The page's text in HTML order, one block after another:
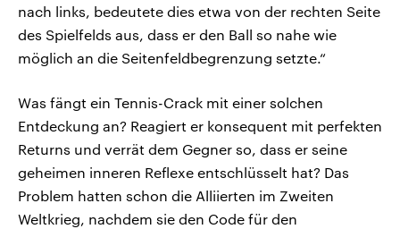
nach links, bedeutete dies etwa von der rechten Seite
des Spielfelds aus, dass er den Ball so nahe wie
möglich an die Seitenfeldbegrenzung setzte.“
Was fängt ein Tennis-Crack mit einer solchen
Entdeckung an? Reagiert er konsequent mit perfekten
Returns und verrät dem Gegner so, dass er seine
geheimen inneren Reflexe entschlüsselt hat? Das
Problem hatten schon die Alliierten im Zweiten
Weltkrieg, nachdem sie den Code für den